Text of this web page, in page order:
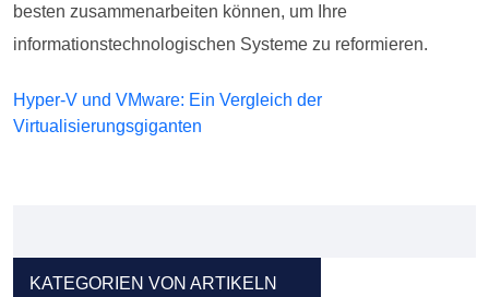
besten zusammenarbeiten können, um Ihre
informationstechnologischen Systeme zu reformieren.
Hyper-V und VMware: Ein Vergleich der
Virtualisierungsgiganten
KATEGORIEN VON ARTIKELN